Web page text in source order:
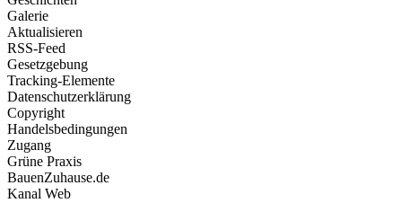
Galerie
Aktualisieren
RSS-Feed
Gesetzgebung
Tracking-Elemente
Datenschutzerklärung
Copyright
Handelsbedingungen
Zugang
Grüne Praxis
BauenZuhause.de
Kanal Web